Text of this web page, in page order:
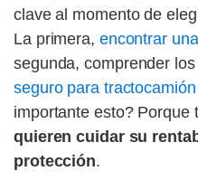
clave al momento de
La primera, encontrar
segunda, comprender
seguro para tractocamión
importante esto? Porque
quieren cuidar su
protección.